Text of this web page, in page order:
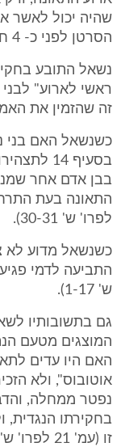
שהיה יכול לאשר
הסרטן לפני כ- 4 חודשים.
נשאל התובע
ראשי לארוע" לבני
זה שהזמין את
כשנשאל האם בני
בסעיף
בבן אדם אחר
לפרו' ש' 30-31).
כשנשאל מדוע לא
ש' 1-17).
גם בתשובותיו
האם היו עדים
אוטובוס", ולא
נפטר ממחלה,
בחקירתו
זו (עמ' 21 לפרו' ש' 14-16).